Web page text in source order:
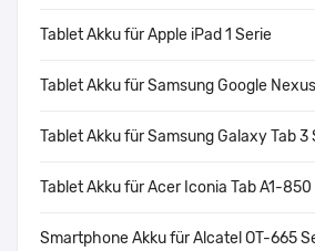
Tablet Akku für Apple iPad 1 Serie
Tablet Akku für Samsung Google
Tablet Akku für Samsung Galaxy Tab 3
Tablet Akku für Acer Iconia Tab A1-850
Smartphone Akku für Alcatel OT-665